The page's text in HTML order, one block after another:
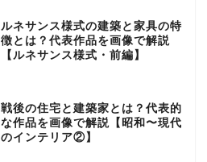
ルネサンス様式の建築と家具の特
徴とは？代表作品を画像で解説
【ルネサンス様式・前編】
戦後の住宅と建築家とは？代表的
な作品を画像で解説【昭和〜現代
のインテリア②】